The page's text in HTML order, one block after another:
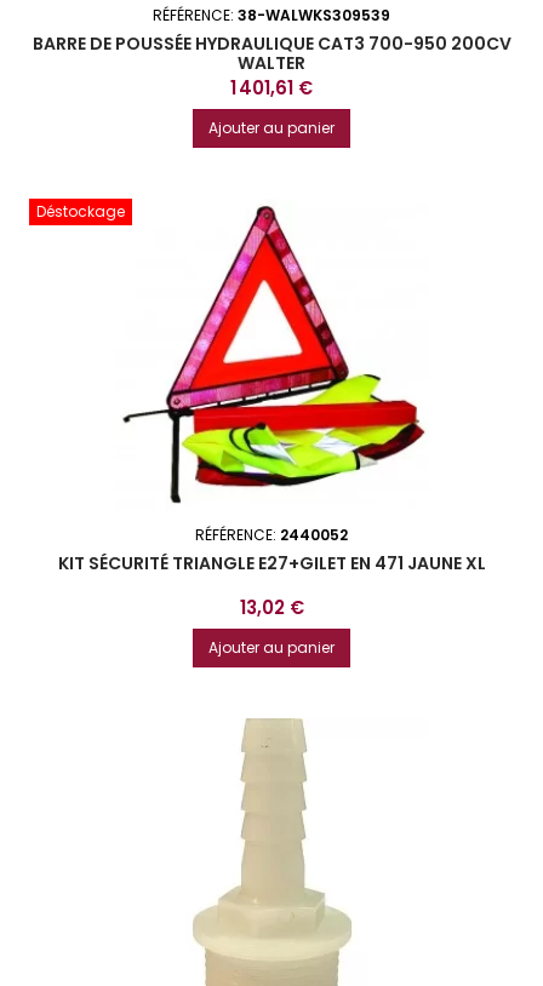
RÉFÉRENCE: 38-WALWKS309539
BARRE DE POUSSÉE HYDRAULIQUE CAT3 700-950 200CV
WALTER
Prix
1 401,61 €
Ajouter au panier
Déstockage
RÉFÉRENCE: 2440052
KIT SÉCURITÉ TRIANGLE E27+GILET EN 471 JAUNE XL
Prix
13,02 €
Ajouter au panier